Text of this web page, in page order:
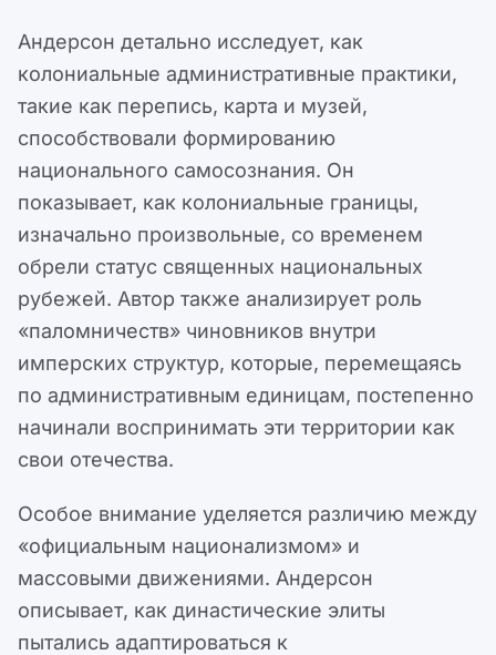
Андерсон детально исследует, как
колониальные административные практики,
такие как перепись, карта и музей,
способствовали формированию
национального самосознания. Он
показывает, как колониальные границы,
изначально произвольные, со временем
обрели статус священных национальных
рубежей. Автор также анализирует роль
«паломничеств» чиновников внутри
имперских структур, которые, перемещаясь
по административным единицам, постепенно
начинали воспринимать эти территории как
свои отечества.
Особое внимание уделяется различию между
«официальным национализмом» и
массовыми движениями. Андерсон
описывает, как династические элиты
пытались адаптироваться к